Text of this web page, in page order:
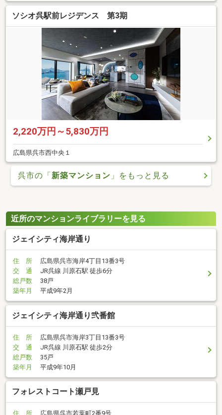
ソシオ呉駅前レジデンス 第3期
2,220万円～5,830万円
広島県呉市西中央１
呉市の「 新築マンション 」をもっと見る
近所のマンションライブラリーを見る
ジェイシティ海岸通り
住 所
広島県呉市海岸4丁目13番3号
交 通
JR呉線 川原石駅 徒歩6分
総戸数
38戸
築年月
平成9年2月
ジェイシティ海岸通り弐番館
住 所
広島県呉市海岸3丁目13番3号
交 通
JR呉線 川原石駅 徒歩2分
総戸数
35戸
築年月
平成9年10月
フォレストコート瀬戸見
住 所
広島県呉市若葉町2番9号